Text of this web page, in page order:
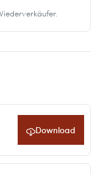
Download